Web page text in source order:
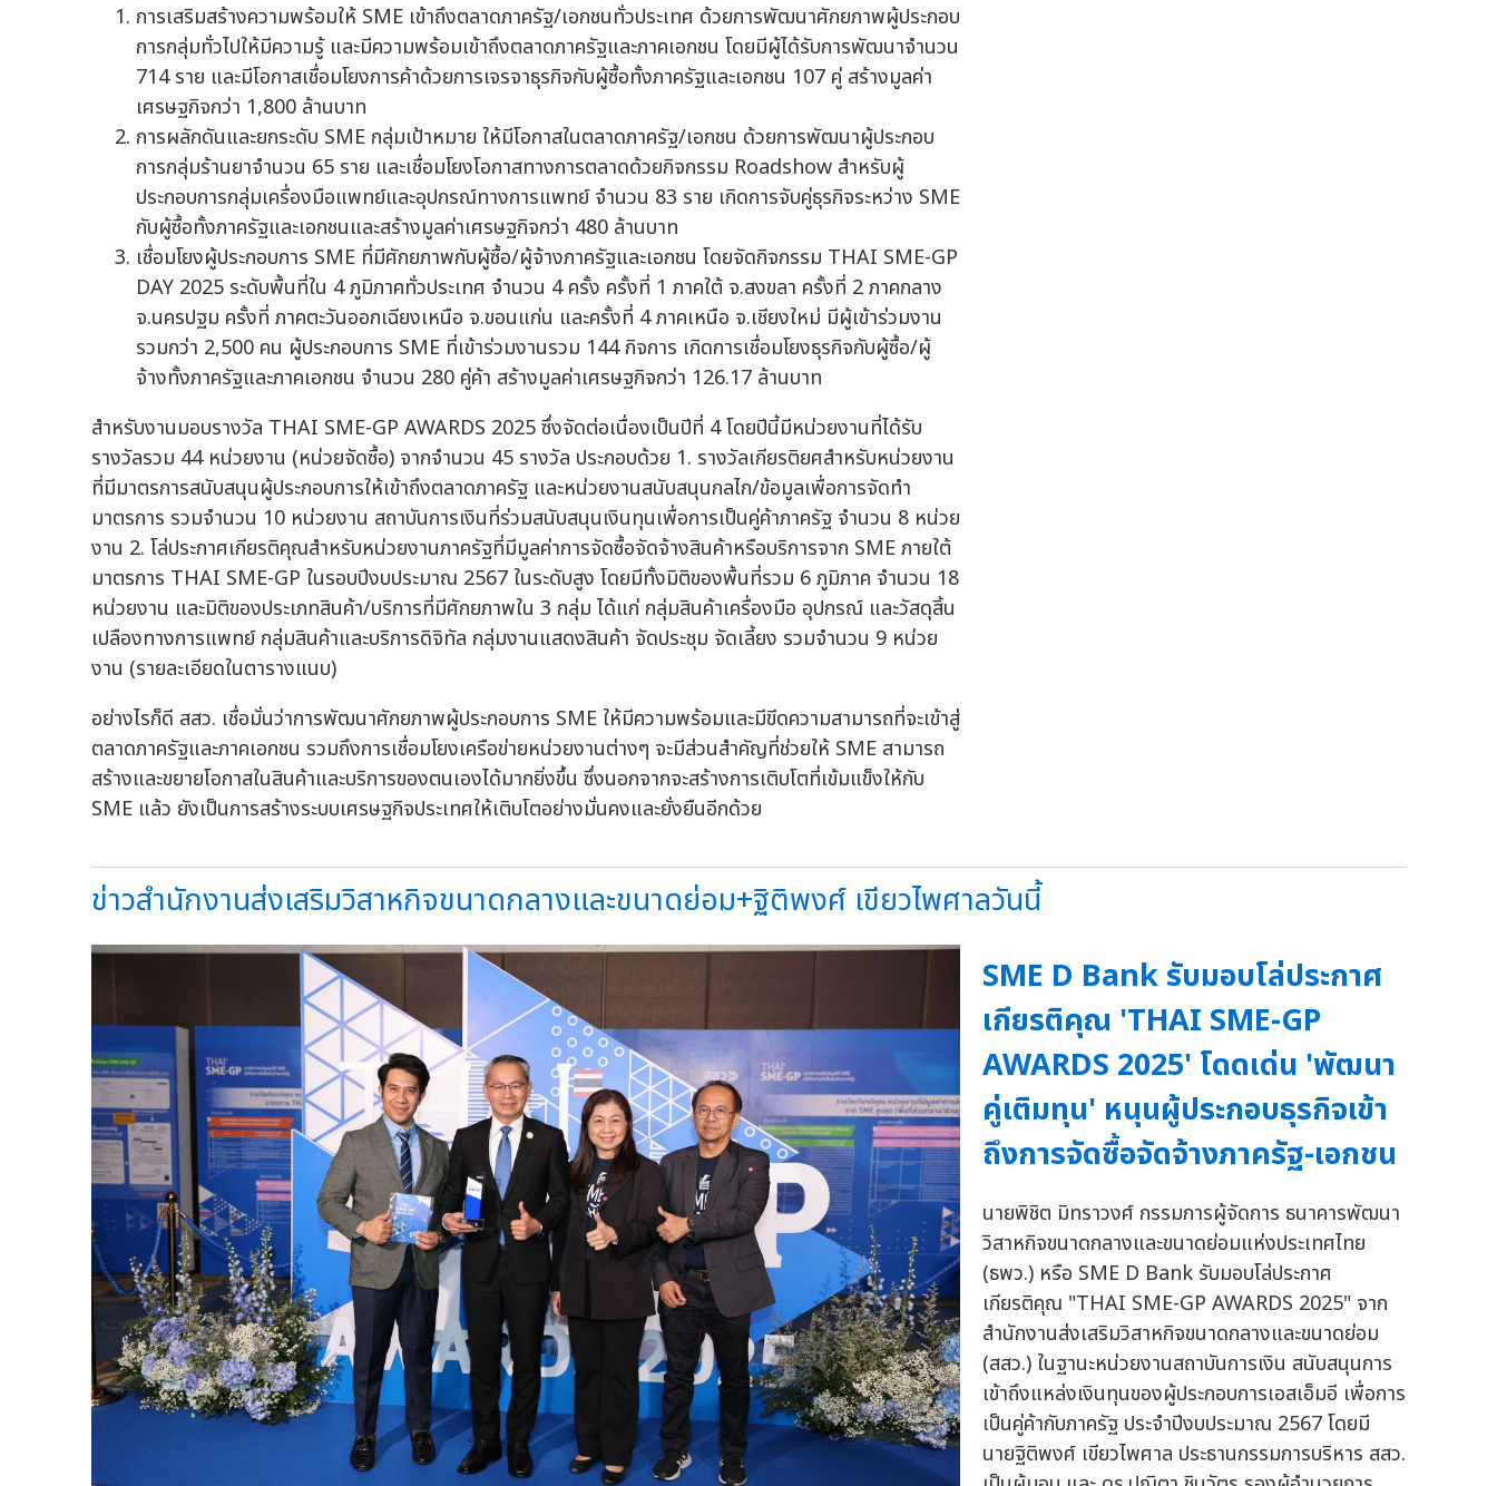
การเสริมสร้างความพร้อมให้ SME เข้าถึงตลาดภาครัฐ/เอกชนทั่วประเทศ ด้วยการพัฒนาศักยภาพผู้ประกอบ
การกลุ่มทั่วไปให้มีความรู้ และมีความพร้อมเข้าถึงตลาดภาครัฐและภาคเอกชน โดยมีผู้ได้รับการพัฒนาจำนวน
714 ราย และมีโอกาสเชื่อมโยงการค้าด้วยการเจรจาธุรกิจกับผู้ซื้อทั้งภาครัฐและเอกชน 107 คู่ สร้างมูลค่า
เศรษฐกิจกว่า 1,800 ล้านบาท
การผลักดันและยกระดับ SME กลุ่มเป้าหมาย ให้มีโอกาสในตลาดภาครัฐ/เอกชน ด้วยการพัฒนาผู้ประกอบ
การกลุ่มร้านยาจำนวน 65 ราย และเชื่อมโยงโอกาสทางการตลาดด้วยกิจกรรม Roadshow สำหรับผู้
ประกอบการกลุ่มเครื่องมือแพทย์และอุปกรณ์ทางการแพทย์ จำนวน 83 ราย เกิดการจับคู่ธุรกิจระหว่าง SME
กับผู้ซื้อทั้งภาครัฐและเอกชนและสร้างมูลค่าเศรษฐกิจกว่า 480 ล้านบาท
เชื่อมโยงผู้ประกอบการ SME ที่มีศักยภาพกับผู้ซื้อ/ผู้จ้างภาครัฐและเอกชน โดยจัดกิจกรรม THAI SME-GP
DAY 2025 ระดับพื้นที่ใน 4 ภูมิภาคทั่วประเทศ จำนวน 4 ครั้ง ครั้งที่ 1 ภาคใต้ จ.สงขลา ครั้งที่ 2 ภาคกลาง
จ.นครปฐม ครั้งที่ ภาคตะวันออกเฉียงเหนือ จ.ขอนแก่น และครั้งที่ 4 ภาคเหนือ จ.เชียงใหม่ มีผู้เข้าร่วมงาน
รวมกว่า 2,500 คน ผู้ประกอบการ SME ที่เข้าร่วมงานรวม 144 กิจการ เกิดการเชื่อมโยงธุรกิจกับผู้ซื้อ/ผู้
จ้างทั้งภาครัฐและภาคเอกชน จำนวน 280 คู่ค้า สร้างมูลค่าเศรษฐกิจกว่า 126.17 ล้านบาท
สำหรับงานมอบรางวัล THAI SME-GP AWARDS 2025 ซึ่งจัดต่อเนื่องเป็นปีที่ 4 โดยปีนี้มีหน่วยงานที่ได้รับ
รางวัลรวม 44 หน่วยงาน (หน่วยจัดซื้อ) จากจำนวน 45 รางวัล ประกอบด้วย 1. รางวัลเกียรติยศสำหรับหน่วยงาน
ที่มีมาตรการสนับสนุนผู้ประกอบการให้เข้าถึงตลาดภาครัฐ และหน่วยงานสนับสนุนกลไก/ข้อมูลเพื่อการจัดทำ
มาตรการ รวมจำนวน 10 หน่วยงาน สถาบันการเงินที่ร่วมสนับสนุนเงินทุนเพื่อการเป็นคู่ค้าภาครัฐ จำนวน 8 หน่วย
งาน 2. โล่ประกาศเกียรติคุณสำหรับหน่วยงานภาครัฐที่มีมูลค่าการจัดซื้อจัดจ้างสินค้าหรือบริการจาก SME ภายใต้
มาตรการ THAI SME-GP ในรอบปีงบประมาณ 2567 ในระดับสูง โดยมีทั้งมิติของพื้นที่รวม 6 ภูมิภาค จำนวน 18
หน่วยงาน และมิติของประเภทสินค้า/บริการที่มีศักยภาพใน 3 กลุ่ม ได้แก่ กลุ่มสินค้าเครื่องมือ อุปกรณ์ และวัสดุสิ้น
เปลืองทางการแพทย์ กลุ่มสินค้าและบริการดิจิทัล กลุ่มงานแสดงสินค้า จัดประชุม จัดเลี้ยง รวมจำนวน 9 หน่วย
งาน (รายละเอียดในตารางแนบ)
อย่างไรก็ดี สสว. เชื่อมั่นว่าการพัฒนาศักยภาพผู้ประกอบการ SME ให้มีความพร้อมและมีขีดความสามารถที่จะเข้าสู่
ตลาดภาครัฐและภาคเอกชน รวมถึงการเชื่อมโยงเครือข่ายหน่วยงานต่างๆ จะมีส่วนสำคัญที่ช่วยให้ SME สามารถ
สร้างและขยายโอกาสในสินค้าและบริการของตนเองได้มากยิ่งขึ้น ซึ่งนอกจากจะสร้างการเติบโตที่เข้มแข็งให้กับ
SME แล้ว ยังเป็นการสร้างระบบเศรษฐกิจประเทศให้เติบโตอย่างมั่นคงและยั่งยืนอีกด้วย
ข่าวสำนักงานส่งเสริมวิสาหกิจขนาดกลางและขนาดย่อม+ฐิติพงศ์ เขียวไพศาลวันนี้
SME D Bank รับมอบโล่ประกาศ
เกียรติคุณ 'THAI SME-GP
AWARDS 2025' โดดเด่น 'พัฒนา
คู่เติมทุน' หนุนผู้ประกอบธุรกิจเข้า
ถึงการจัดซื้อจัดจ้างภาครัฐ-เอกชน
นายพิชิต มิทราวงศ์ กรรมการผู้จัดการ ธนาคารพัฒนา
วิสาหกิจขนาดกลางและขนาดย่อมแห่งประเทศไทย
(ธพว.) หรือ SME D Bank รับมอบโล่ประกาศ
เกียรติคุณ "THAI SME-GP AWARDS 2025" จาก
สำนักงานส่งเสริมวิสาหกิจขนาดกลางและขนาดย่อม
(สสว.) ในฐานะหน่วยงานสถาบันการเงิน สนับสนุนการ
เข้าถึงแหล่งเงินทุนของผู้ประกอบการเอสเอ็มอี เพื่อการ
เป็นคู่ค้ากับภาครัฐ ประจำปีงบประมาณ 2567 โดยมี
นายฐิติพงศ์ เขียวไพศาล ประธานกรรมการบริหาร สสว.